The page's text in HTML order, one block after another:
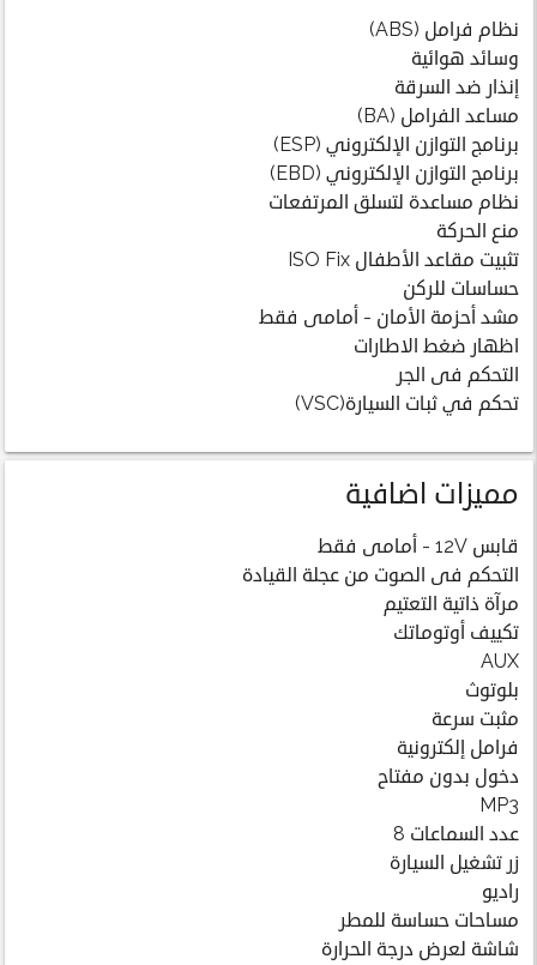
نظام فرامل (ABS)
وسائد هوائية
إنذار ضد السرقة
مساعد الفرامل (BA)
برنامج التوازن الإلكتروني (ESP)
برنامج التوازن الإلكتروني (EBD)
نظام مساعدة لتسلق المرتفعات
منع الحركة
تثبيت مقاعد الأطفال ISO Fix
حساسات للركن
مشد أحزمة الأمان - أمامى فقط
اظهار ضغط الاطارات
التحكم فى الجر
تحكم في ثبات السيارة(VSC)
مميزات اضافية
قابس 12V - أمامى فقط
التحكم فى الصوت من عجلة القيادة
مرآة ذاتية التعتيم
تكييف أوتوماتك
AUX
بلوتوث
مثبت سرعة
فرامل إلكترونية
دخول بدون مفتاح
MP3
عدد السماعات 8
زر تشغيل السيارة
راديو
مساحات حساسة للمطر
شاشة لعرض درجة الحرارة